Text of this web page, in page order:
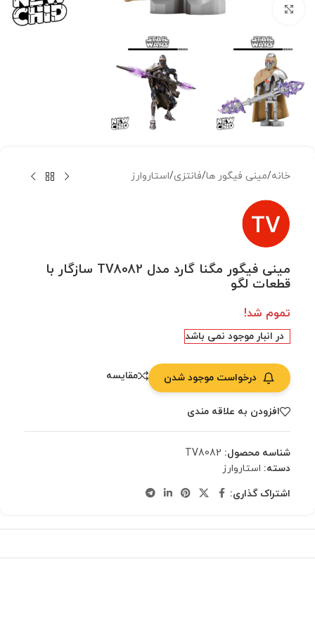
بزرگنمایی تصویر
خانه/مینی فیگور ها/فانتزی/استاروارز
مینی فیگور مگنا گارد مدل TV8082 سازگار با
قطعات لگو
تموم شد!
در انبار موجود نمی باشد
درخواست موجود شدن مقایسه
افزودن به علاقه مندی
شناسه محصول: TV8082
دسته: استاروارز
اشتراک گذاری: